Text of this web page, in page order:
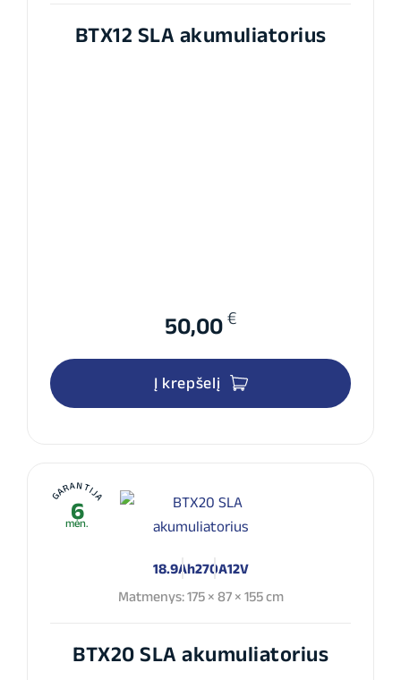
BTX12 SLA akumuliatorius
50,00 €
Į krepšelį
GARANTIJA
6
mėn.
18.9Ah270A12V
Matmenys: 175 × 87 × 155 cm
BTX20 SLA akumuliatorius